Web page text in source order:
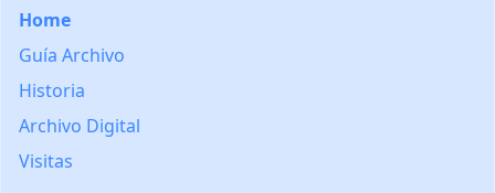
Home
Guía Archivo
Historia
Archivo Digital
Visitas